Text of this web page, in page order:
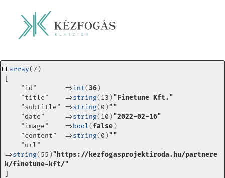
array(7)
[
    "id"       =>
int(36)
    "title"    =>
string( 13 )"Finetune Kft."
    "subtitle" =>
string( 0 )""
    "date"     =>
string( 10 )"2022-02-16"
    "image"    =>
bool( false)
    "content"  =>
string( 0 )""
=>string( 55 )"https://kezfogasprojektiroda.hu/partnere
k/finetune-kft/"
]